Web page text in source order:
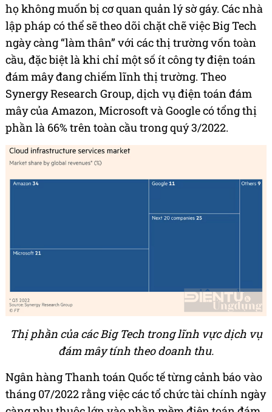
họ không muốn bị cơ quan quản lý sờ gáy. Các nhà
lập pháp có thể sẽ theo dõi chặt chẽ việc Big Tech
ngày càng “làm thân” với các thị trường vốn toàn
cầu, đặc biệt là khi chỉ một số ít công ty điện toán
đám mây đang chiếm lĩnh thị trường. Theo
Synergy Research Group, dịch vụ điện toán đám
mây của Amazon, Microsoft và Google có tổng thị
phần là 66% trên toàn cầu trong quý 3/2022.
Thị phần của các Big Tech trong lĩnh vực dịch vụ
đám mây tính theo doanh thu.
Ngân hàng Thanh toán Quốc tế từng cảnh báo vào
tháng 07/2022 rằng việc các tổ chức tài chính ngày